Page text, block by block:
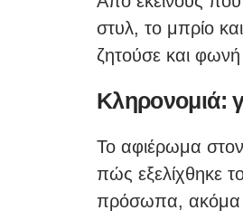
στυλ, το μπρίο
ζητούσε και
Κληρονομιά:
Το αφιέρωμα
πώς εξελίχθηκε
πρόσωπα, ακόμα